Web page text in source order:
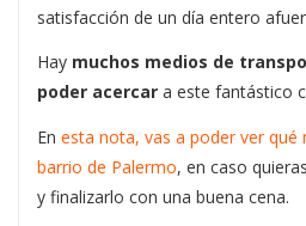
satisfacción de un día entero
Hay muchos medios de
poder acercar a este fantástico
En esta nota, vas a poder ver qué
barrio de Palermo, en caso
y finalizarlo con una buena cena.